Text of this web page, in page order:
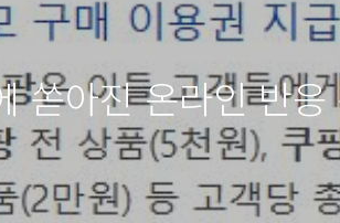
쏟아진 온라인 반응